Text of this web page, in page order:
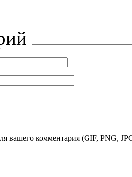
вашего комментария (GIF, PNG,